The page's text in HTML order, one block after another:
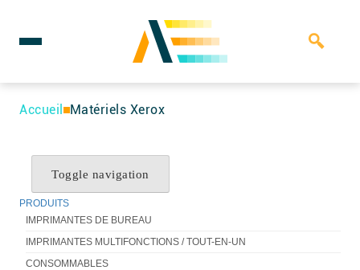
Skip
Rechercher :
Accueil Matériels Xerox
Toggle navigation
PRODUITS
IMPRIMANTES DE BUREAU
IMPRIMANTES MULTIFONCTIONS / TOUT-EN-UN
CONSOMMABLES